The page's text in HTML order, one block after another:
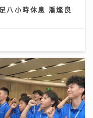
八小時休息 潘燦良